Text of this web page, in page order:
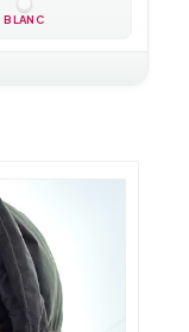
BLANC